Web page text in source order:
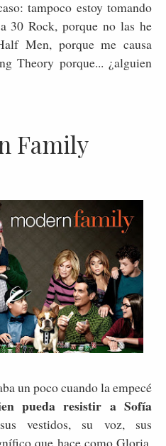
tampoco estoy tomando
30 Rock, porque no las he
Men, porque me causa
Theory porque... ¿alguien
Family
un poco cuando la empecé
pueda resistir a Sofía
vestidos, su voz, sus
que hace como Gloria.